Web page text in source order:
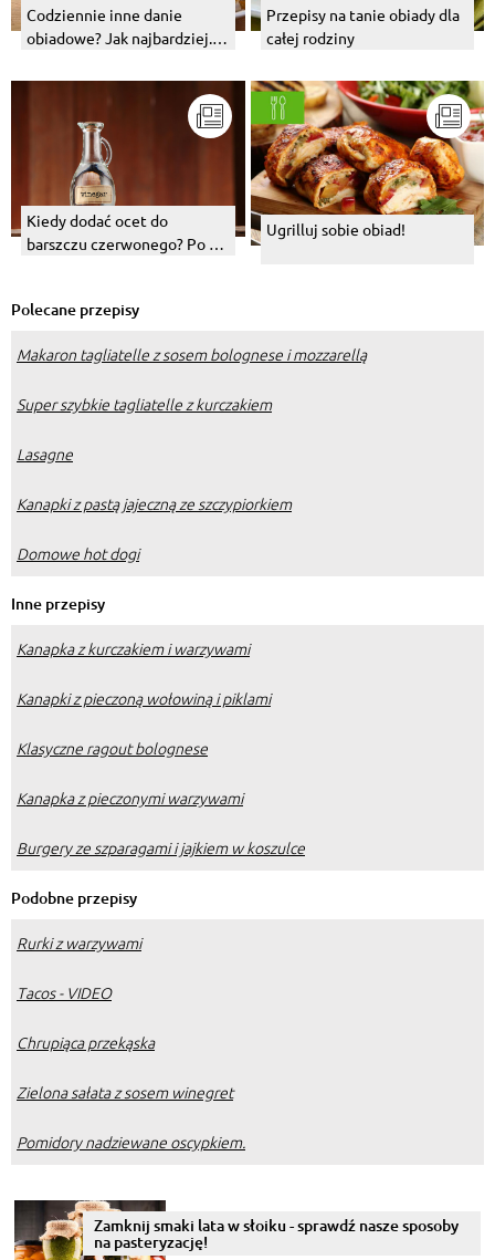
Codziennie inne danie
obiadowe? Jak najbardziej.
dania.
Przepisy na tanie obiady dla
całej rodziny
Kiedy dodać ocet do
barszczu czerwonego? Po co
Ugrilluj sobie obiad!
Polecane przepisy
Makaron tagliatelle z sosem bolognese i mozzarellą
Super szybkie tagliatelle z kurczakiem
Lasagne
Kanapki z pastą jajeczną ze szczypiorkiem
Domowe hot dogi
Inne przepisy
Kanapka z kurczakiem i warzywami
Kanapki z pieczoną wołowiną i piklami
Klasyczne ragout bolognese
Kanapka z pieczonymi warzywami
Burgery ze szparagami i jajkiem w koszulce
Podobne przepisy
Rurki z warzywami
Tacos - VIDEO
Chrupiąca przekąska
Zielona sałata z sosem winegret
Pomidory nadziewane oscypkiem.
Zamknij smaki lata w słoiku - sprawdź nasze sposoby
na pasteryzację!